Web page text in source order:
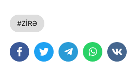
#ZİRƏ